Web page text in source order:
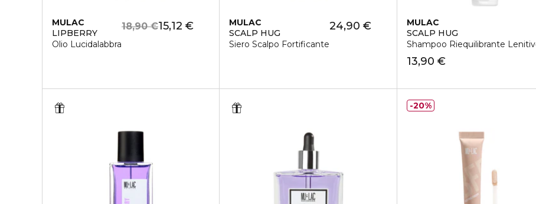
MULAC
LIPBERRY
Olio Lucidalabbra
15,12 €
18,90 €
MULAC
SCALP HUG
Siero Scalpo Fortificante
24,90 €
MULAC
SCALP HUG
Shampoo Riequilibrante
13,90 €
20%